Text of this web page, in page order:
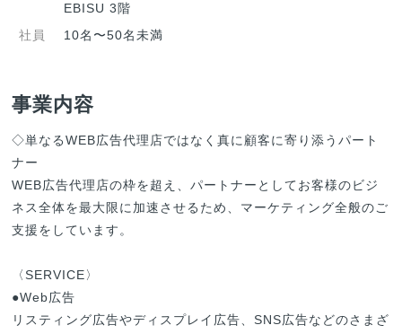
EBISU 3階
社員
10名〜50名未満
事業内容
◇単なるWEB広告代理店ではなく真に顧客に寄り添うパート
ナー
WEB広告代理店の枠を超え、パートナーとしてお客様のビジ
ネス全体を最大限に加速させるため、マーケティング全般のご
支援をしています。
〈SERVICE〉
●Web広告
リスティング広告やディスプレイ広告、SNS広告などのさまざ